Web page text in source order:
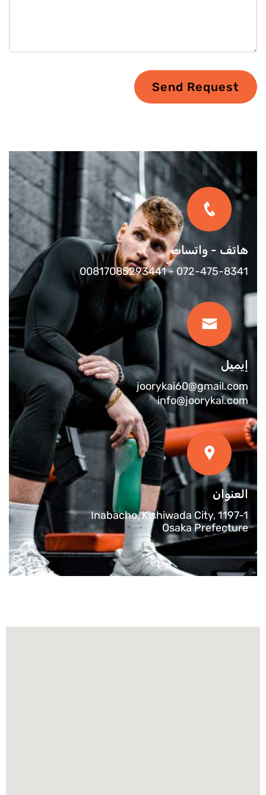
Send Request
هاتف - واتساب
072-475-8341 - 00817085293441‬
إيميل
joorykai60@gmail.com
info@joorykai.com
العنوان
1197-1 Inabacho, Kishiwada City,
Osaka Prefecture